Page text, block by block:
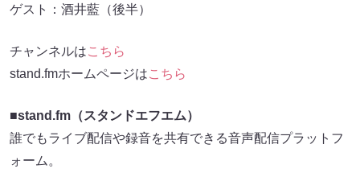
ゲスト：酒井藍（後半）
チャンネルはこちら
stand.fmホームページはこちら
■stand.fm（スタンドエフエム）
誰でもライブ配信や録音を共有できる音声配信プラットフ
ォーム。